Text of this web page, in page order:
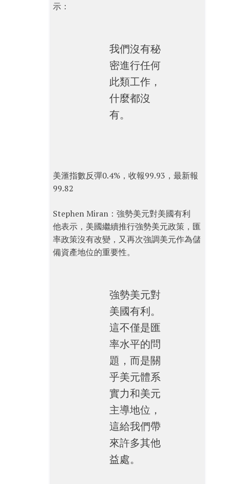
示：
我們沒有秘
密進行任何
此類工作，
什麼都沒
有。
美滙指數反彈0.4%，收報99.93，最新報
99.82
Stephen Miran：強勢美元對美國有利
他表示，美國繼續推行強勢美元政策，匯
率政策沒有改變，又再次強調美元作為儲
備資產地位的重要性。
強勢美元對
美國有利。
這不僅是匯
率水平的問
題，而是關
乎美元體系
實力和美元
主導地位，
這給我們帶
來許多其他
益處。